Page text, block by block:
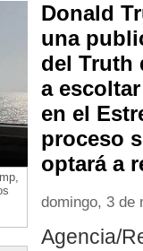
Donald
una
del Truth
a
en el
proceso
optará a
domingo, 3 de
Agencia/